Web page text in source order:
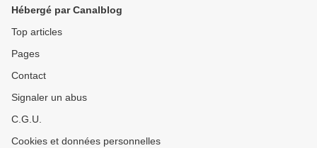
Hébergé par Canalblog
Top articles
Pages
Contact
Signaler un abus
C.G.U.
Cookies et données personnelles